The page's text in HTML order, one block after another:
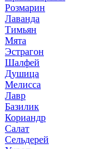
Розмарин
Лаванда
Тимьян
Мята
Эстрагон
Шалфей
Душица
Мелисса
Лавр
Базилик
Кориандр
Салат
Сельдерей